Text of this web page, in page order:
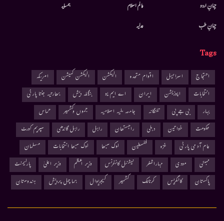
جہانِ اردو
جہانِ طب
عالم اسلام
عدلیہ
ہمسایہ
Tags
احتجاج اسرائیل اقوام متحدہ الیکشن الیکشن کمیشن
امریکہ
انتخابات
اپوزیشن ایران اے ایم یو بنگلہ دیش
بھارتیہ جنتا پارٹی
بہار
بی جے پی تلنگانہ جامعہ ملیہ اسلامیہ جموں وکشمیر
حماس
حکومت
خواتین دہلی راجستھان راہل راہل گاندھی
سپریم کورٹ
عام آدمی پارٹی
غزہ فلسطین لوک سبھا لوک سبھا انتخابات
مسلمان
ممبئی
مودی مہاراشٹر نیشنل کانفرنس وزیر اعظم وزیر اعلیٰ
پارلیمنٹ
پاکستان
کانگریس کرناٹک کشمیر کیجریوال ہماچل پردیش ہندوستان